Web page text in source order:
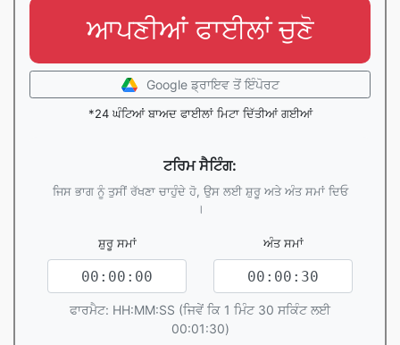
ਆਪਣੀਆਂ ਫਾਈਲਾਂ ਚੁਣੋ
Google ਡ੍ਰਾਇਵ ਤੋਂ ਇੰਪੋਰਟ
*24 ਘੰਟਿਆਂ ਬਾਅਦ ਫਾਈਲਾਂ ਮਿਟਾ ਦਿੱਤੀਆਂ ਗਈਆਂ
ਟਰਿਮ ਸੈਟਿੰਗ:
ਜਿਸ ਭਾਗ ਨੂੰ ਤੁਸੀਂ ਰੱਖਣਾ ਚਾਹੁੰਦੇ ਹੋ, ਉਸ ਲਈ ਸ਼ੁਰੂ ਅਤੇ ਅੰਤ ਸਮਾਂ ਦਿਓ
।
ਸ਼ੁਰੂ ਸਮਾਂ ਅੰਤ ਸਮਾਂ
ਫਾਰਮੈਟ: HH:MM:SS (ਜਿਵੇਂ ਕਿ 1 ਮਿੰਟ 30 ਸਕਿੰਟ ਲਈ
00:01:30)